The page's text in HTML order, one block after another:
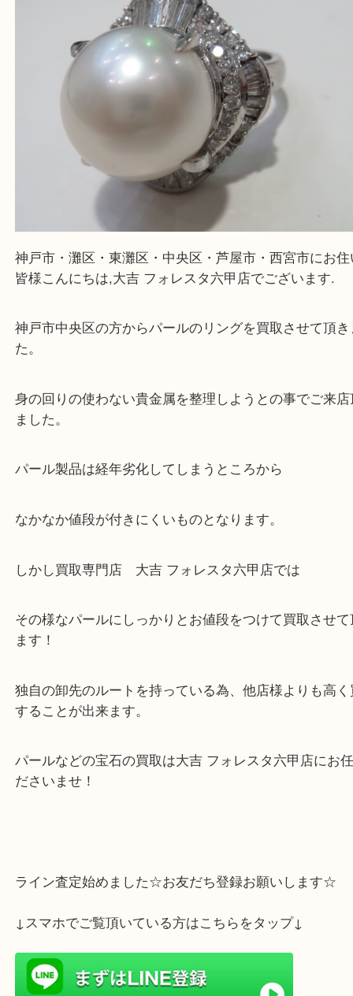
・出張買取,店頭買取どちらもその場で現金買取で
・全国から宅配買取受付中！
☆特殊査定依頼のご相談もお気軽に☆
遺品整理・生前整理・断捨離・引越し
物を整理するケースは年々増加傾向です。
整理したいけどなにが値段つくかわからない…
そんなときはお気軽に上記フォームより出張買取を
さい。
Facebook
Twitter
Line
パールリング
パールリング（ N/A N/A N/A
）
全て
ジュエリー 貴金属